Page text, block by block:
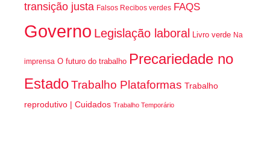
transição justa Falsos Recibos verdes FAQS
Governo Legislação laboral Livro verde Na
imprensa O futuro do trabalho Precariedade no
EstadoTrabalho Plataformas Trabalho
reprodutivo | Cuidados Trabalho Temporário